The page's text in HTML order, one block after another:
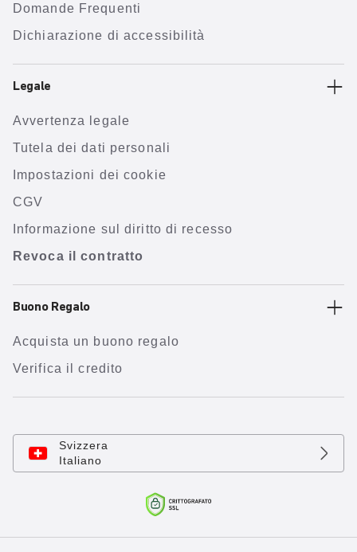
Domande Frequenti
Dichiarazione di accessibilità
Legale
Avvertenza legale
Tutela dei dati personali
Impostazioni dei cookie
CGV
Informazione sul diritto di recesso
Revoca il contratto
Buono Regalo
Acquista un buono regalo
Verifica il credito
Svizzera
Italiano